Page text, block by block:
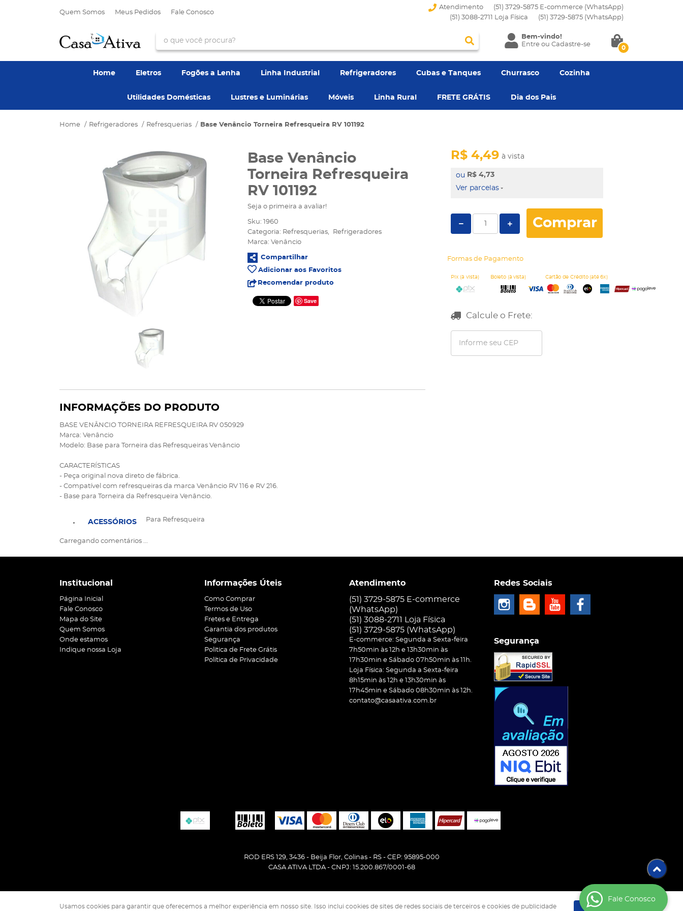
Quem Somos Meus Pedidos Fale Conosco
Atendimento
(51) 3729-5875 E-commerce (WhatsApp)
(51) 3088-2711 Loja Física
(51) 3729-5875 (WhatsApp)
Bem-vindo!
Entreou Cadastre-se 0
Home Eletros Fogões a Lenha Linha Industrial Refrigeradores Cubas e Tanques Churrasco Cozinha
Utilidades Domésticas Lustres e Luminárias Móveis Linha Rural FRETE GRÁTIS Dia dos Pais
Home Refrigeradores Refresquerias Base Venâncio Torneira Refresqueira RV 101192
Base Venâncio
Torneira Refresqueira
RV 101192
Seja o primeira a avaliar!
Sku: 1960
Categoria: Refresquerias
Refrigeradores
Marca: Venâncio
Compartilhar
Adicionar aos Favoritos
Recomendar produto
Save
R$ 4,73
R$ 4,49 à vista
Ver parcelas
Comprar
Formas de Pagamento
Calcule o Frete:
INFORMAÇÕES DO PRODUTO
BASE VENÂNCIO TORNEIRA REFRESQUEIRA RV 050929
Marca: Venâncio
Modelo: Base para Torneira das Refresqueiras Venâncio
CARACTERÍSTICAS
- Peça original nova direto de fábrica.
- Compatível com refresqueiras da marca Venâncio RV 116 e RV 216.
- Base para Torneira da Refresqueira Venâncio.
ACESSÓRIOS Para Refresqueira
Carregando comentários ...
Institucional
Página Inicial
Fale Conosco
Mapa do Site
Quem Somos
Onde estamos
Indique nossa Loja
Informações Úteis
Como Comprar
Termos de Uso
Fretes e Entrega
Garantia dos produtos
Segurança
Politica de Frete Grátis
Política de Privacidade
Atendimento
(51) 3729-5875 E-commerce
(WhatsApp)
(51) 3088-2711 Loja Física
(51) 3729-5875 (WhatsApp)
E-commerce: Segunda a Sexta-feira
7h50min às 12h e 13h30min às
17h30min e Sábado 07h50min às 11h.
Loja Física: Segunda a Sexta-feira
8h15min às 12h e 13h30min às
17h45min e Sábado 08h30min às 12h.
contato@casaativa.com.br
Redes Sociais
Segurança
ROD ERS 129, 3436- Beija Flor, Colinas- RS- CEP: 95895-000
CASA ATIVA LTDA - CNPJ: 15.200.867/0001-68
Usamos cookies para garantir que oferecemos a melhor experiência em nosso site. Isso inclui cookies de sites de redes sociais de terceiros e cookies de publicidade
Fale Conosco